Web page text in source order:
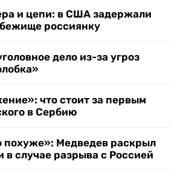
и цепи: в США задержали
россиянку
дело из-за угроз
что стоит за первым
в Сербию
похуже»: Медведев раскрыл
в случае разрыва с Россией